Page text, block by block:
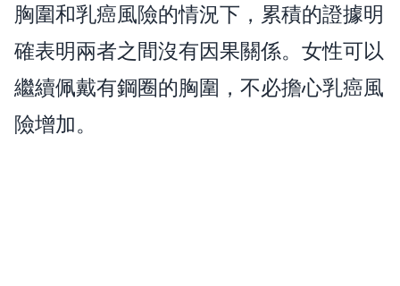
胸圍和乳癌風險的情況下，累積的證據明
確表明兩者之間沒有因果關係。女性可以
繼續佩戴有鋼圈的胸圍，不必擔心乳癌風
險增加。